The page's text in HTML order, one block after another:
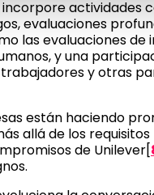
incorpore actividades
evaluaciones
las evaluaciones de
y una
y otras
están haciendo
allá de los
de Unilever[